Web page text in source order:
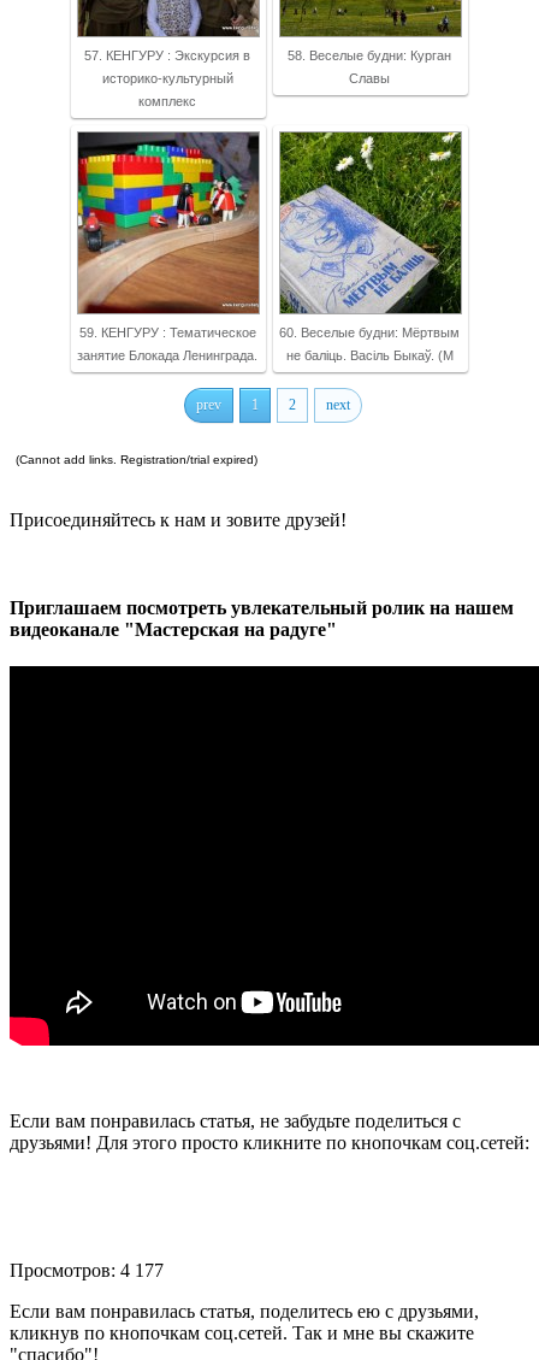
57. КЕНГУРУ : Экскурсия в
историко-культурный
комплекс
58. Веселые будни: Курган
Славы
59. КЕНГУРУ : Тематическое
занятие Блокада Ленинграда.
60. Веселые будни: Мёртвым
не баліць. Васіль Быкаў. (М
prev 1 2 next
(Cannot add links. Registration/trial expired)
Присоединяйтесь к нам и зовите друзей!
Приглашаем посмотреть увлекательный ролик на нашем
видеоканале "Мастерская на радуге"
Если вам понравилась статья, не забудьте поделиться с
друзьями! Для этого просто кликните по кнопочкам соц.сетей:
Просмотров: 4 177
Если вам понравилась статья, поделитесь ею с друзьями,
кликнув по кнопочкам соц.сетей. Так и мне вы скажите
"спасибо"!